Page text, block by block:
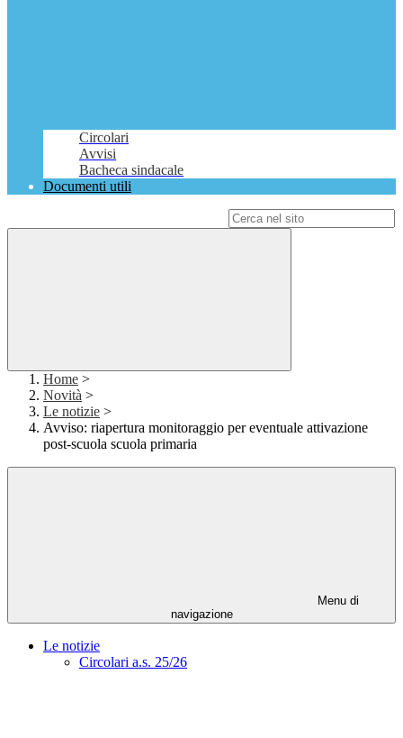
Circolari
Avvisi
Bacheca sindacale
Documenti utili
Home >
Novità >
Le notizie >
Avviso: riapertura monitoraggio per eventuale attivazione
post-scuola scuola primaria
Menu di
navigazione
Le notizie
Circolari a.s. 25/26